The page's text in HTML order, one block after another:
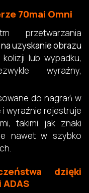
70mai Omni
przetwarzania
uzyskanie obrazu
lub wypadku,
wyraźny,
do nagrań w
i wyraźnie rejestruje
takimi jak znaki
nawet w szybko
dzięki